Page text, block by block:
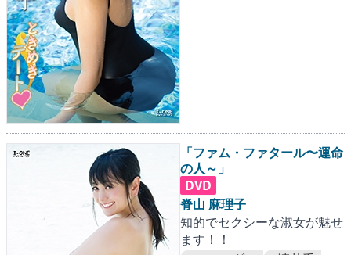
「ファム・ファタール〜運命
の人～」
DVD
脊山 麻理子
知的でセクシーな淑女が魅せ
ます！！